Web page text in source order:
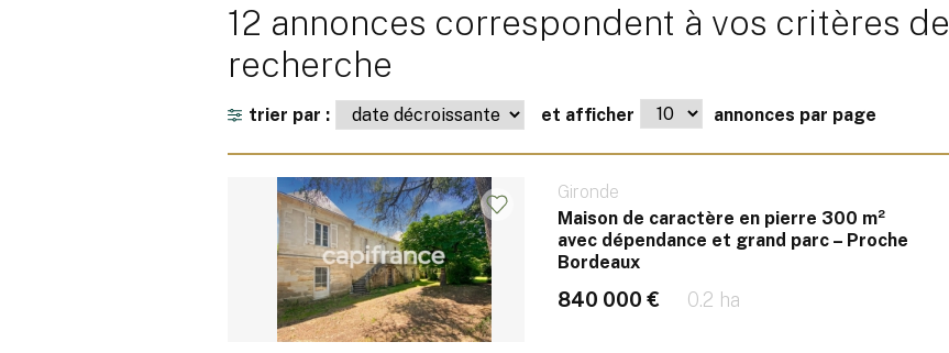
12 annonces correspondent à vos critères de
recherche
trier par : et afficher annonces par page
Gironde
Maison de caractère en pierre 300 m²
avec dépendance et grand parc – Proche
Bordeaux
840 000 € 0.2 ha